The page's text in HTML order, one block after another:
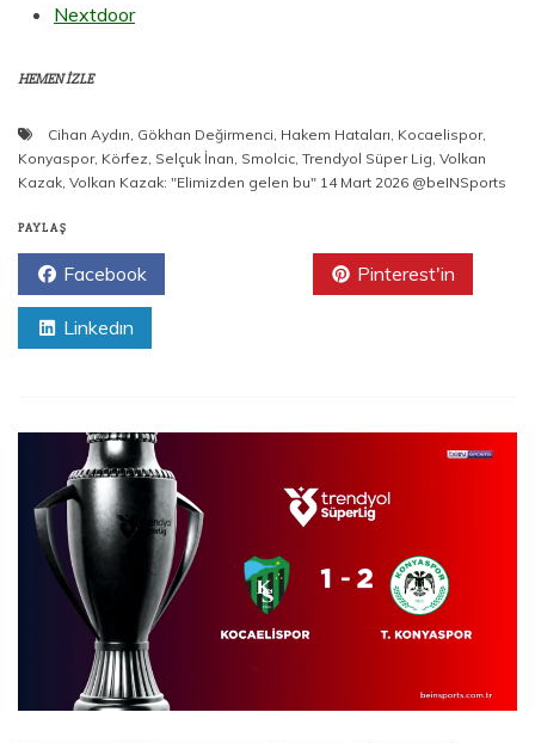
Nextdoor
HEMEN İZLE
Cihan Aydın Gökhan Değirmenci Hakem Hataları Kocaelispor,
Konyaspor, Körfez Selçuk İnan Smolcic Trendyol Süper Lig Volkan
Kazak Volkan Kazak: "Elimizden gelen bu" 14 Mart 2026 @beINSports
PAYLAŞ
Facebook Pinterest'in
Linkedın